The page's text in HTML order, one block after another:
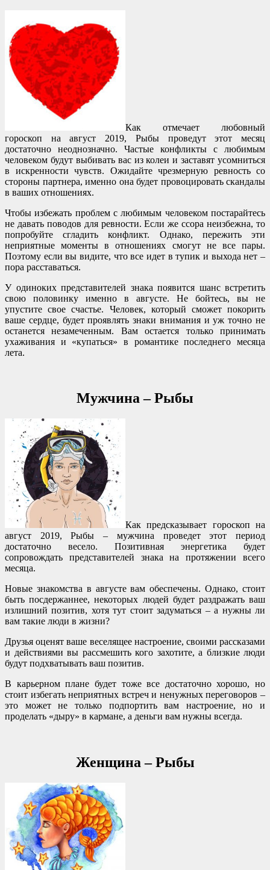
Как отмечает любовный
гороскоп на август 2019, Рыбы проведут этот месяц
достаточно неоднозначно. Частые конфликты с любимым
человеком будут выбивать вас из колеи и заставят усомниться
в искренности чувств. Ожидайте чрезмерную ревность со
стороны партнера, именно она будет провоцировать скандалы
в ваших отношениях.
Чтобы избежать проблем с любимым человеком постарайтесь
не давать поводов для ревности. Если же ссора неизбежна, то
попробуйте сгладить конфликт. Однако, пережить эти
неприятные моменты в отношениях смогут не все пары.
Поэтому если вы видите, что все идет в тупик и выхода нет –
пора расставаться.
У одиноких представителей знака появится шанс встретить
свою половинку именно в августе. Не бойтесь, вы не
упустите свое счастье. Человек, который сможет покорить
ваше сердце, будет проявлять знаки внимания и уж точно не
останется незамеченным. Вам остается только принимать
ухаживания и «купаться» в романтике последнего месяца
лета.
Мужчина – Рыбы
Как предсказывает гороскоп на
август 2019, Рыбы – мужчина проведет этот период
достаточно весело. Позитивная энергетика будет
сопровождать представителей знака на протяжении всего
месяца.
Новые знакомства в августе вам обеспечены. Однако, стоит
быть посдержаннее, некоторых людей будет раздражать ваш
излишний позитив, хотя тут стоит задуматься – а нужны ли
вам такие люди в жизни?
Друзья оценят ваше веселящее настроение, своими рассказами
и действиями вы рассмешить кого захотите, а близкие люди
будут подхватывать ваш позитив.
В карьерном плане будет тоже все достаточно хорошо, но
стоит избегать неприятных встреч и ненужных переговоров –
это может не только подпортить вам настроение, но и
проделать «дыру» в кармане, а деньги вам нужны всегда.
Женщина – Рыбы